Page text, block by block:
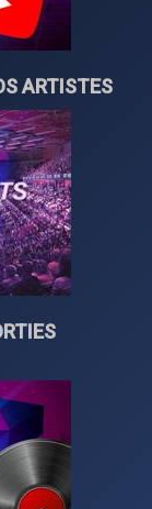
ARTISTES